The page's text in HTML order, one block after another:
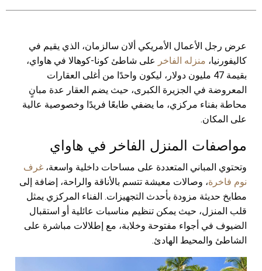
عرض رجل الأعمال الأمريكي ألان سالزمان، الذي يقيم في
كاليفورنيا، منزله الفاخر على شاطئ كونا-كوهالا في هاواي،
بقيمة 47 مليون دولار، ليكون واحدًا من أغلى العقارات
المعروضة في الجزيرة الكبرى، حيث يضم العقار عدة مبانٍ
محاطة بفناء مركزي، ما يضفي طابعًا فريدًا وخصوصية عالية
على المكان.
مواصفات المنزل الفاخر في هاواي
وتحتوي المباني المتعددة على مساحات داخلية واسعة، غرف
نوم فاخرة، وصالات معيشة تتسم بالأناقة والراحة، إضافة إلى
مطابخ حديثة مزودة بأحدث التجهيزات. الفناء المركزي يمثل
قلب المنزل، حيث يمكن تنظيم مناسبات عائلية أو استقبال
الضيوف في أجواء مفتوحة وخلابة، مع إطلالات مباشرة على
الشاطئ والمحيط الهادئ.